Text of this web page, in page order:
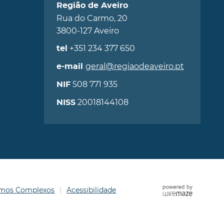
Região de Aveiro
Rua do Carmo, 20
3800-127 Aveiro
tel +351 234 377 650
e-mail geral@regiaodeaveiro.pt
NIF508 771 935
NISS20018144108
Complexos Acessibilidade